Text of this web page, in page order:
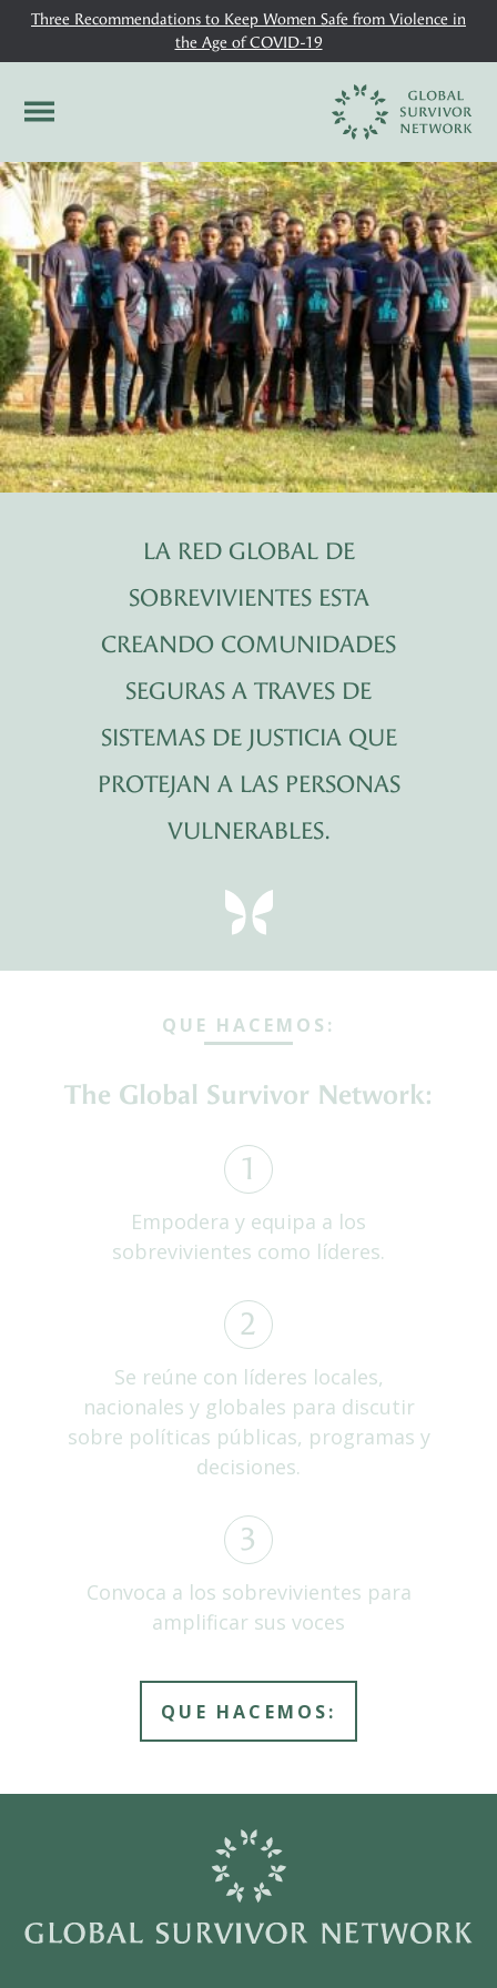
Three Recommendations to Keep Women Safe from Violence in
the Age of COVID-19
LA RED GLOBAL DE
SOBREVIVIENTES ESTA
CREANDO COMUNIDADES
SEGURAS A TRAVES DE
SISTEMAS DE JUSTICIA QUE
PROTEJAN A LAS PERSONAS
VULNERABLES.
QUE HACEMOS:
The Global Survivor Network:
1
Empodera y equipa a los
sobrevivientes como líderes.
2
Se reúne con líderes locales,
nacionales y globales para discutir
sobre políticas públicas, programas y
decisiones.
3
Convoca a los sobrevivientes para
amplificar sus voces
QUE HACEMOS: